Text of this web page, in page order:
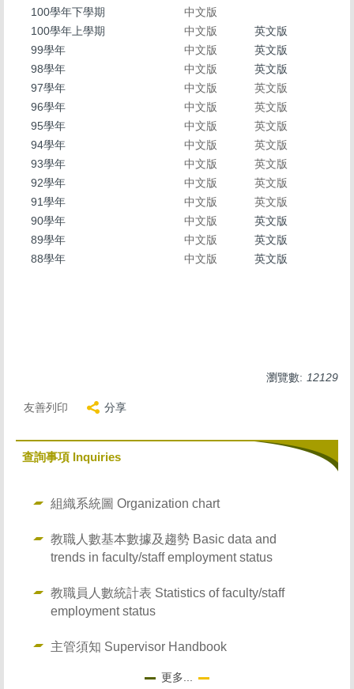
勞資會議專區 Management and Labor Council
退休服務專區 Retirement services
英語學習專區 English learning
數位學習專區 Digital learning
國民旅遊卡資訊 National travel card
性騷擾防治專區 Sexual harassment prevention
性別主流宣導手冊 Handbook on gender mainstreaming
廉政倫理規範專區 Ethics guidelines
講座教授及特聘教授專區Chair Professor and Distinguished
非編制人員專區
100學年下學期
中文版
100學年上學期
中文版
英文版
99學年
中文版
英文版
98學年
中文版
英文版
97學年
中文版
英文版
96學年
中文版
英文版
95學年
中文版
英文版
94學年
中文版
英文版
93學年
中文版
英文版
92學年
中文版
英文版
91學年
中文版
英文版
90學年
中文版
英文版
89學年
中文版
英文版
88學年
中文版 英文版
瀏覽數: 12129
友善列印 分享
查詢事項 Inquiries
組織系統圖 Organization chart
教職人數基本數據及趨勢 Basic data and
trends in faculty/staff employment status
教職員人數統計表 Statistics of faculty/staff
employment status
主管須知 Supervisor Handbook
更多...